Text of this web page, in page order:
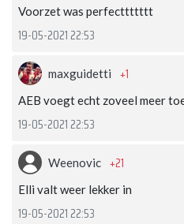
Voorzet was perfecttttttt
19-05-2021 22:53
maxguidetti +1
AEB voegt echt zoveel meer
19-05-2021 22:53
Weenovic +21
Elli valt weer lekker in
19-05-2021 22:53